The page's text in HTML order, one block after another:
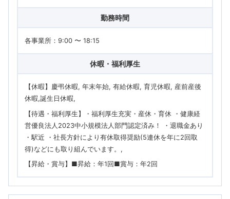
勤務時間
各事業所：9:00 〜 18:15
休暇・福利厚生
【休暇】慶弔休暇, 年末年始, 有給休暇, 育児休暇, 産前産後
休暇,誕生日休暇
【待遇・福利厚生】・福利厚生充実・産休・育休 ・健康経
営優良法人2023中小規模法人部門認定済み！ ・退職金あり
・駅近 ・社長方針により有休取得奨励(5連休を年に2回取
得)などにも取り組んでいます。
【昇給・賞与】■昇給：年1回■賞与：年2回